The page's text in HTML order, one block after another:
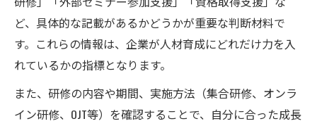
ど、具体的な記載があるかどうかが重要な判断材料で
す。これらの情報は、企業が人材育成にどれだけ力を入
れているかの指標となります。
また、研修の内容や期間、実施方法（集合研修、オンラ
イン研修、OJT等）を確認することで、自分に合った成長